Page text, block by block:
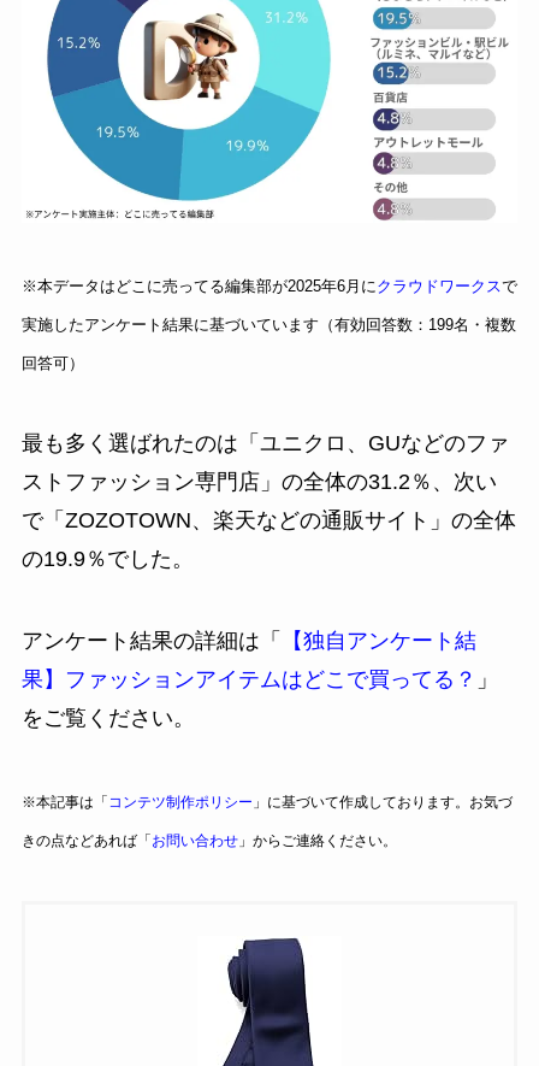
※本データはどこに売ってる編集部が2025年6月にクラウドワークスで
実施したアンケート結果に基づいています（有効回答数：199名・複数
回答可）
最も多く選ばれたのは「ユニクロ、GUなどのファ
ストファッション専門店」の全体の31.2％、次い
で「ZOZOTOWN、楽天などの通販サイト」の全体
の19.9％でした。
アンケート結果の詳細は「
【独自アンケート結
果】ファッションアイテムはどこで買ってる？ 」
をご覧ください。
※本記事は「 コンテツ制作ポリシー 」に基づいて作成しております。お気づ
きの点などあれば「 お問い合わせ」からご連絡ください。